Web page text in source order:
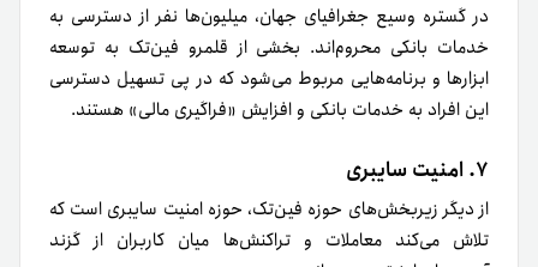
در گستره وسیع جغرافیای جهان، میلیون‌ها نفر از دسترسی به
خدمات بانکی محروم‌اند. بخشی از قلمرو فین‌تک به توسعه
ابزارها و برنامه‌هایی مربوط می‌شود که در پی تسهیل دسترسی
این افراد به خدمات بانکی و افزایش «فراگیری مالی» هستند.
۷. امنیت سایبری
از دیگر زیربخش‌های حوزه فین‌تک، حوزه امنیت سایبری است که
تلاش می‌کند معاملات و تراکنش‌ها میان کاربران از گزند